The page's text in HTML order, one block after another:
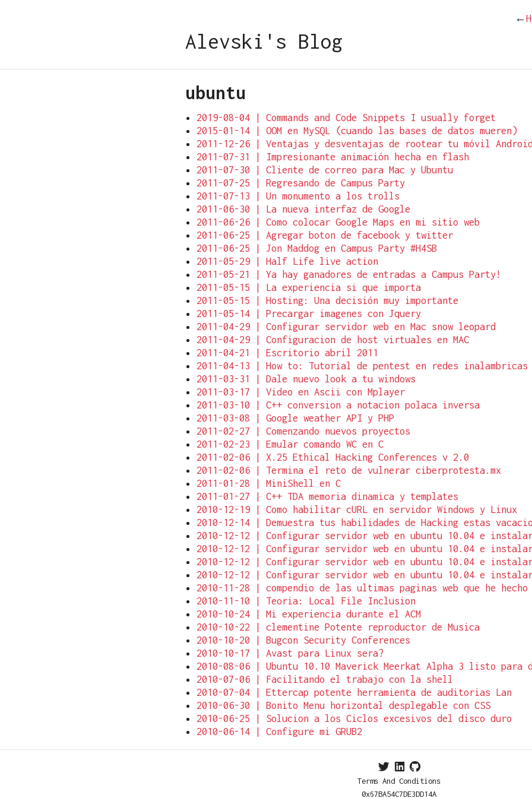
←
Alevski's Blog
ubuntu
2019-08-04 | Commands and Code Snippets I usually forget
2015-01-14 | OOM en MySQL (cuando las bases de datos mueren)
2011-12-26 | Ventajas y desventajas de rootear tu móvil
2011-07-31 | Impresionante animación hecha en flash
2011-07-30 | Cliente de correo para Mac y Ubuntu
2011-07-25 | Regresando de Campus Party
2011-07-13 | Un monumento a los trolls
2011-06-30 | La nueva interfaz de Google
2011-06-26 | Como colocar Google Maps en mi sitio web
2011-06-25 | Agregar boton de facebook y twitter
2011-06-25 | Jon Maddog en Campus Party #H4SB
2011-05-29 | Half Life live action
2011-05-21 | Ya hay ganadores de entradas a Campus Party!
2011-05-15 | La experiencia si que importa
2011-05-15 | Hosting: Una decisión muy importante
2011-05-14 | Precargar imagenes con Jquery
2011-04-29 | Configurar servidor web en Mac snow leopard
2011-04-29 | Configuracion de host virtuales en MAC
2011-04-21 | Escritorio abril 2011
2011-04-13 | How to: Tutorial de pentest en redes inalambricas
2011-03-31 | Dale nuevo look a tu windows
2011-03-17 | Video en Ascii con Mplayer
2011-03-10 | C++ conversion a notacion polaca inversa
2011-03-08 | Google weather API y PHP
2011-02-27 | Comenzando nuevos proyectos
2011-02-23 | Emular comando WC en C
2011-02-06 | X.25 Ethical Hacking Conferences v 2.0
2011-02-06 | Termina el reto de vulnerar ciberprotesta.mx
2011-01-28 | MiniShell en C
2011-01-27 | C++ TDA memoria dinamica y templates
2010-12-19 | Como habilitar cURL en servidor Windows y Linux
2010-12-14 | Demuestra tus habilidades de Hacking estas
2010-12-12 | Configurar servidor web en ubuntu 10.04 e instalar
2010-12-12 | Configurar servidor web en ubuntu 10.04 e instalar
2010-12-12 | Configurar servidor web en ubuntu 10.04 e instalar
2010-12-12 | Configurar servidor web en ubuntu 10.04 e instalar
2010-11-28 | compendio de las ultimas paginas web que he hecho
2010-11-10 | Teoria: Local File Inclusion
2010-10-24 | Mi experiencia durante el ACM
2010-10-22 | clementine Potente reproductor de Musica
2010-10-20 | Bugcon Security Conferences
2010-10-17 | Avast para Linux sera?
2010-08-06 | Ubuntu 10.10 Maverick Meerkat Alpha 3 listo para
2010-07-06 | Facilitando el trabajo con la shell
2010-07-04 | Ettercap potente herramienta de auditorias Lan
2010-06-30 | Bonito Menu horizontal desplegable con CSS
2010-06-25 | Solucion a los Ciclos excesivos del disco duro
2010-06-14 | Configure mi GRUB2
Terms And Conditions
0x67BA54C7DE3DD14A